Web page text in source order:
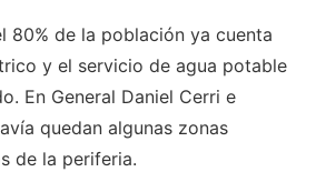
80% de la población ya cuenta
y el servicio de agua potable
En General Daniel Cerri e
quedan algunas zonas
de la periferia.